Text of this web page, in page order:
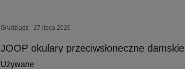
Grudziądz - 27 lipca 2026
JOOP okulary przeciwsłoneczne damskie
Używane